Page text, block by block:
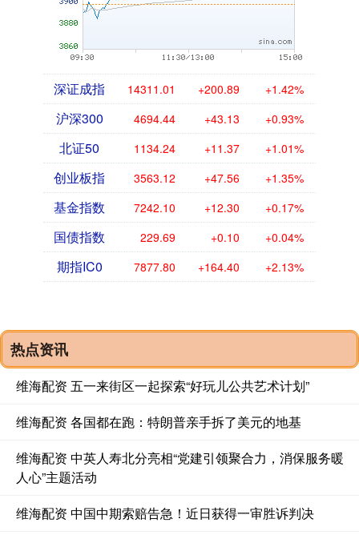
深证成指 14311.01 +200.89 +1.42%
沪深300 4694.44 +43.13 +0.93%
北证50 1134.24 +11.37 +1.01%
创业板指 3563.12 +47.56 +1.35%
基金指数 7242.10 +12.30 +0.17%
国债指数 229.69 +0.10 +0.04%
期指IC0 7877.80 +164.40 +2.13%
热点资讯
维海配资 五一来街区一起探索“好玩儿公共艺术计划”
维海配资 各国都在跑：特朗普亲手拆了美元的地基
维海配资 中英人寿北分亮相“党建引领聚合力，消保服务暖
人心”主题活动
维海配资 中国中期索赔告急！近日获得一审胜诉判决